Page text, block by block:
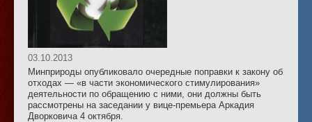
03.10.2013
Минприроды опубликовало очередные поправки к закону об
отходах — «в части экономического стимулирования»
деятельности по обращению с ними, они должны быть
рассмотрены на заседании у вице-премьера Аркадия
Дворковича 4 октября.